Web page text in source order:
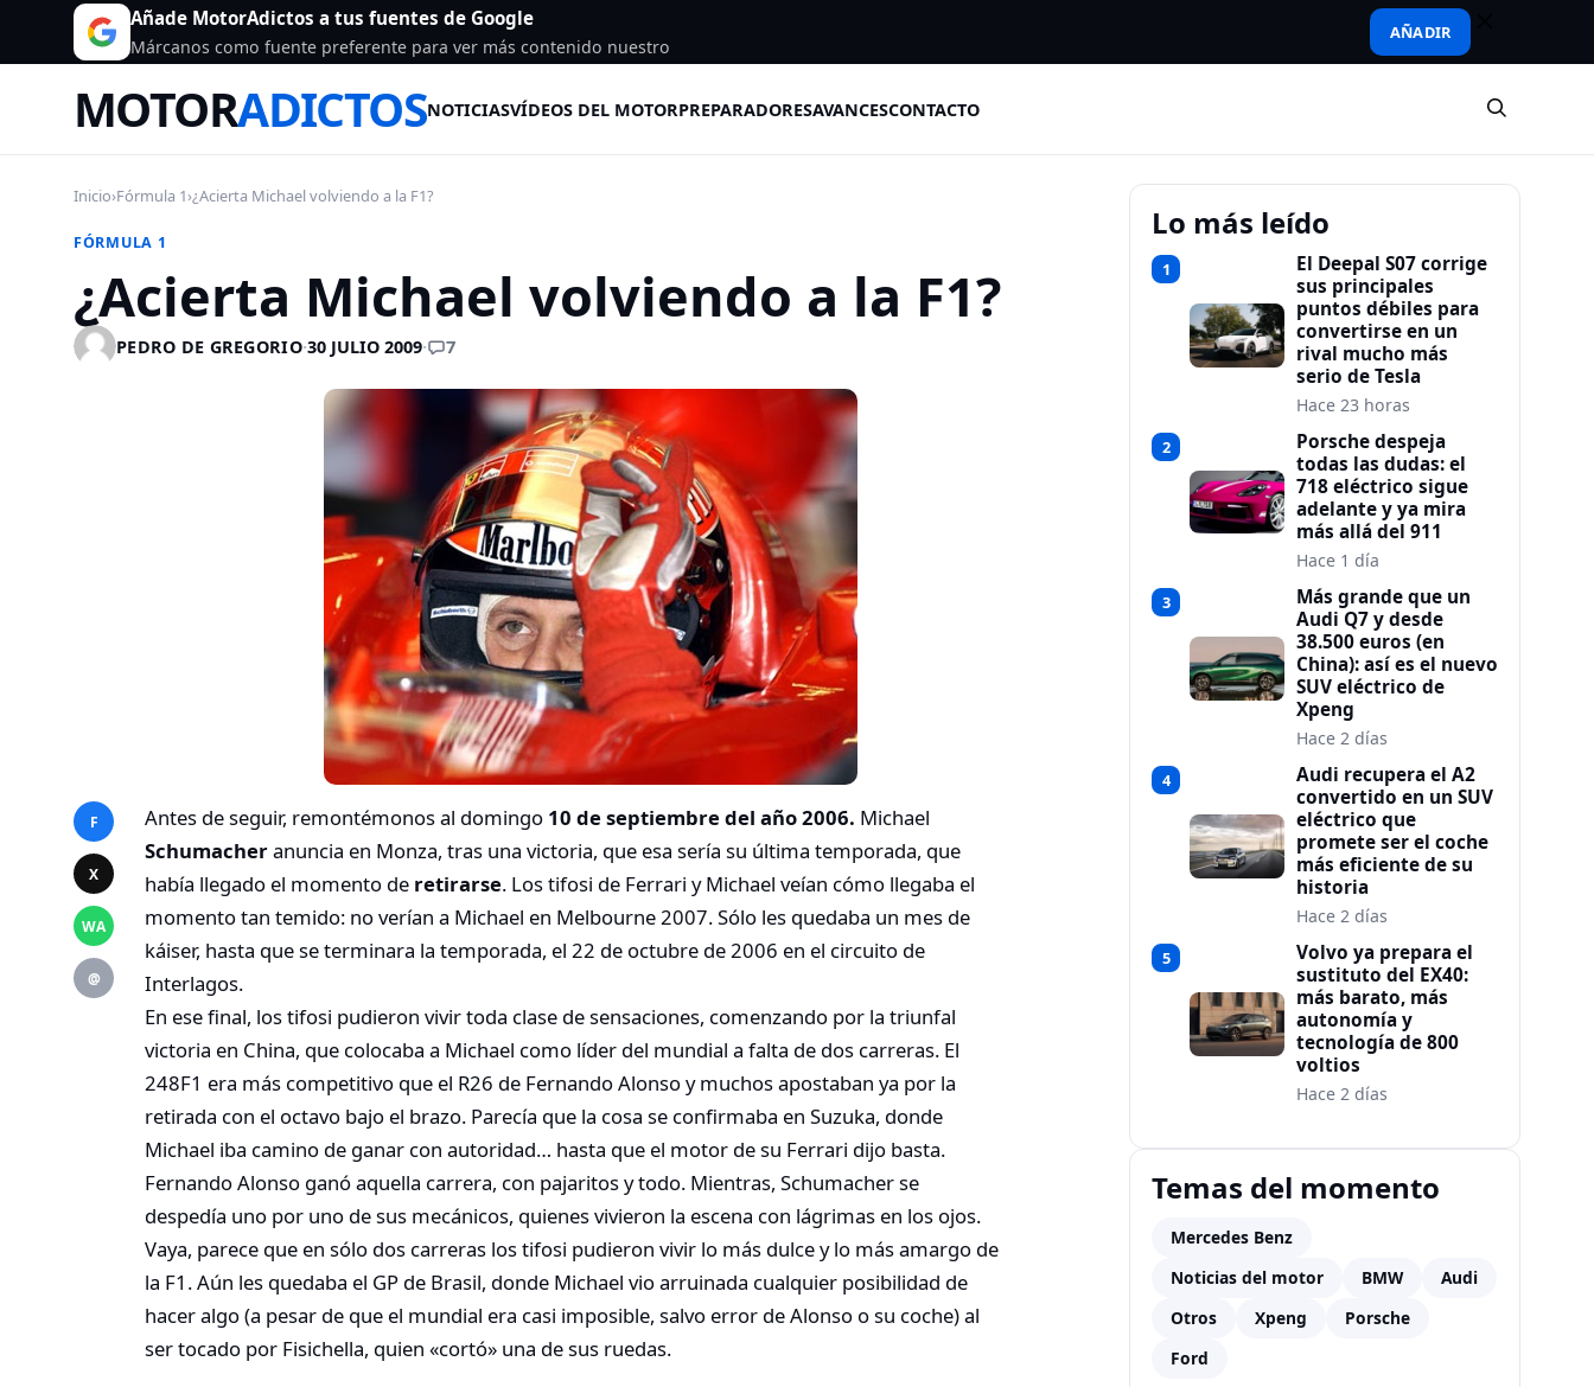
Añade MotorAdictos a tus fuentes de Google
Márcanos como fuente preferente para ver más contenido nuestro
AÑADIR
MOTORADICTOSNOTICIASVÍDEOS DEL MOTORPREPARADORESAVANCESCONTACTO
Inicio›Fórmula 1›¿Acierta Michael volviendo a la F1?
FÓRMULA 1
¿Acierta Michael volviendo a la F1?
PEDRO DE GREGORIO·30 JULIO 2009· 7
F
X
WA
@
Antes de seguir, remontémonos al domingo 10 de septiembre del año 2006. Michael
Schumacheranuncia en Monza, tras una victoria, que esa sería su última temporada, que
había llegado el momento de retirarse. Los tifosi de Ferrari y Michael veían cómo llegaba el
momento tan temido: no verían a Michael en Melbourne 2007. Sólo les quedaba un mes de
káiser, hasta que se terminara la temporada, el 22 de octubre de 2006 en el circuito de
Interlagos.
En ese final, los tifosi pudieron vivir toda clase de sensaciones, comenzando por la triunfal
victoria en China, que colocaba a Michael como líder del mundial a falta de dos carreras. El
248F1 era más competitivo que el R26 de Fernando Alonso y muchos apostaban ya por la
retirada con el octavo bajo el brazo. Parecía que la cosa se confirmaba en Suzuka, donde
Michael iba camino de ganar con autoridad… hasta que el motor de su Ferrari dijo basta.
Fernando Alonso ganó aquella carrera, con pajaritos y todo. Mientras, Schumacher se
despedía uno por uno de sus mecánicos, quienes vivieron la escena con lágrimas en los ojos.
Vaya, parece que en sólo dos carreras los tifosi pudieron vivir lo más dulce y lo más amargo de
la F1. Aún les quedaba el GP de Brasil, donde Michael vio arruinada cualquier posibilidad de
hacer algo (a pesar de que el mundial era casi imposible, salvo error de Alonso o su coche) al
ser tocado por Fisichella, quien «cortó» una de sus ruedas.
Lo más leído
1
El Deepal S07 corrige
sus principales
puntos débiles para
convertirse en un
rival mucho más
serio de Tesla
Hace 23 horas
2
Porsche despeja
todas las dudas: el
718 eléctrico sigue
adelante y ya mira
más allá del 911
Hace 1 día
3
Más grande que un
Audi Q7 y desde
38.500 euros (en
China): así es el nuevo
SUV eléctrico de
Xpeng
Hace 2 días
4
Audi recupera el A2
convertido en un SUV
eléctrico que
promete ser el coche
más eficiente de su
historia
Hace 2 días
5
Volvo ya prepara el
sustituto del EX40:
más barato, más
autonomía y
tecnología de 800
voltios
Hace 2 días
Temas del momento
Mercedes Benz
Noticias del motor
BMW
Audi
Otros
Xpeng
Porsche
Ford